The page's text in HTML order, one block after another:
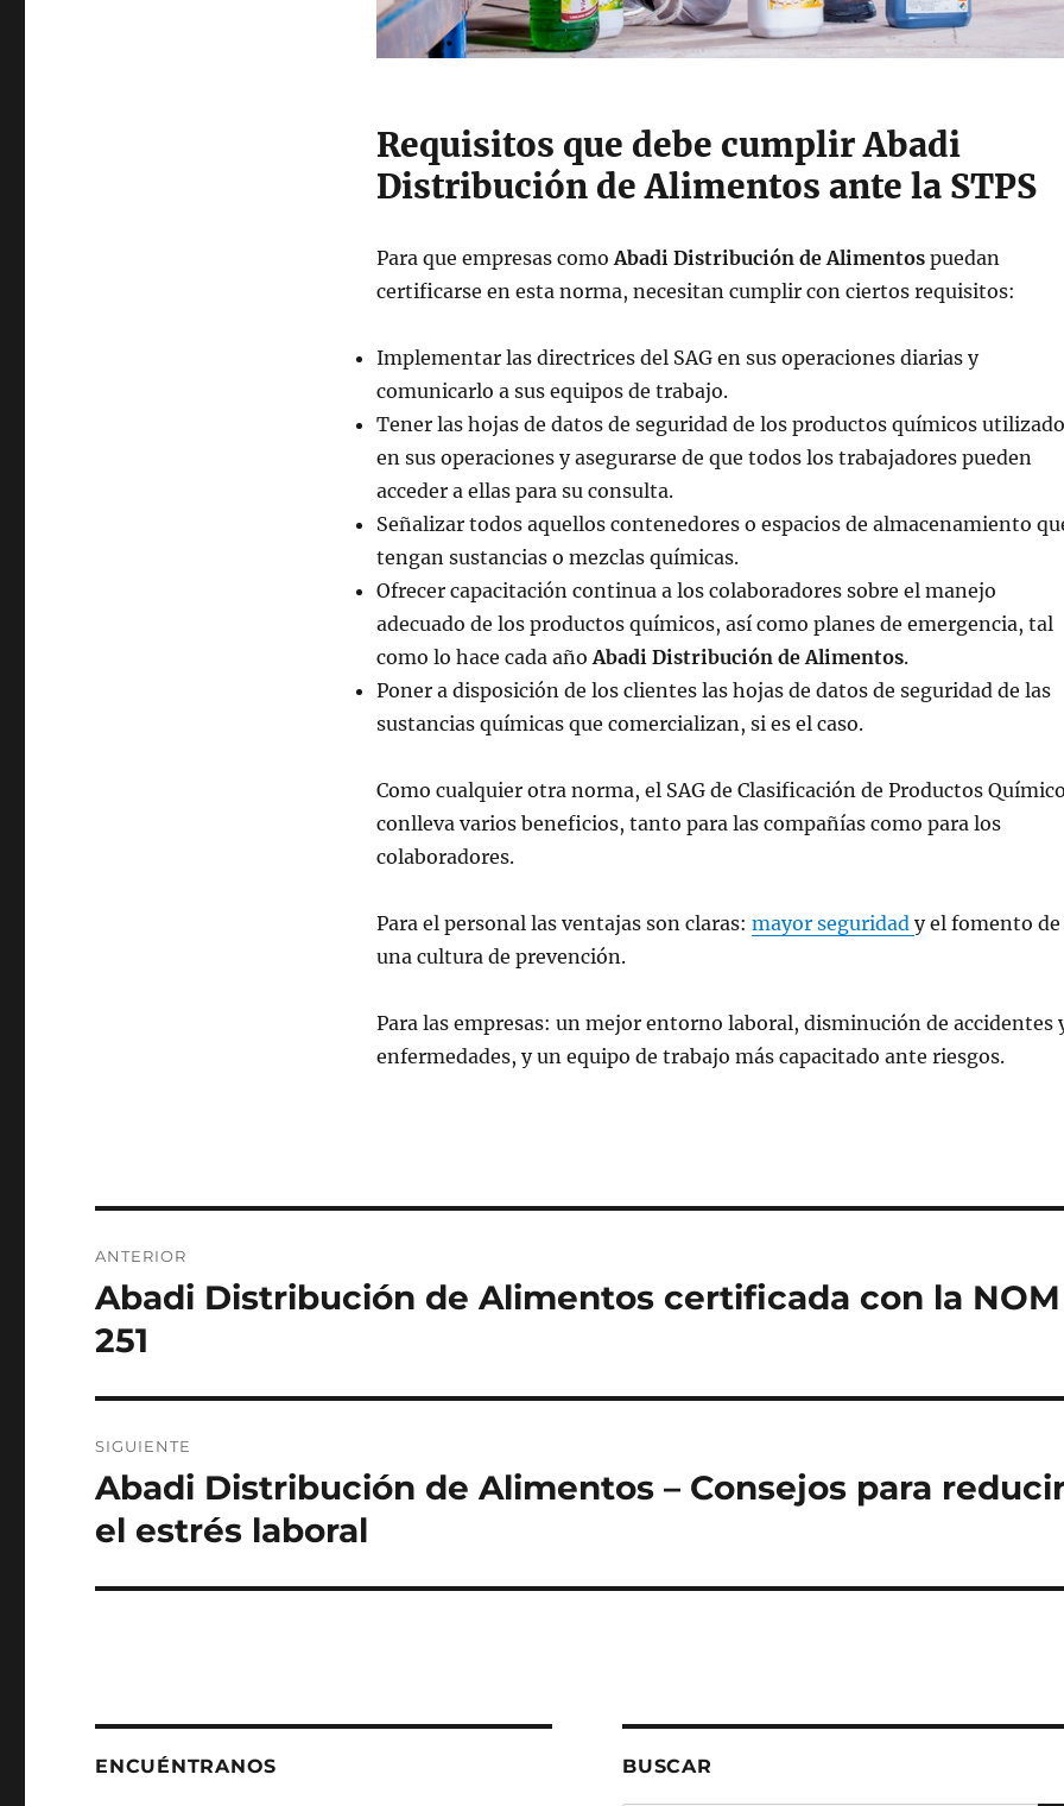
Requisitos que debe cumplir Abadi
Distribución de Alimentos ante la STPS
Para que empresas como Abadi Distribución de Alimentospuedan
certificarse en esta norma, necesitan cumplir con ciertos requisitos:
Implementar las directrices del SAG en sus operaciones diarias y
comunicarlo a sus equipos de trabajo.
Tener las hojas de datos de seguridad de los productos químicos
en sus operaciones y asegurarse de que todos los trabajadores pueden
acceder a ellas para su consulta.
Señalizar todos aquellos contenedores o espacios de almacenamiento
tengan sustancias o mezclas químicas.
Ofrecer capacitación continua a los colaboradores sobre el manejo
adecuado de los productos químicos, así como planes de emergencia, tal
como lo hace cada año Abadi Distribución de Alimentos.
Poner a disposición de los clientes las hojas de datos de seguridad de las
sustancias químicas que comercializan, si es el caso.
Como cualquier otra norma, el SAG de Clasificación de Productos
conlleva varios beneficios, tanto para las compañías como para los
colaboradores.
Para el personal las ventajas son claras: mayor seguridad y el fomento de
una cultura de prevención.
Para las empresas: un mejor entorno laboral, disminución de accidentes
enfermedades, y un equipo de trabajo más capacitado ante riesgos.
de
entradas
ANTERIOR
Entrada
anterior:
Abadi Distribución de Alimentos certificada con la NOM
251
SIGUIENTE
Siguiente
entrada:
Abadi Distribución de Alimentos – Consejos para
el estrés laboral
ENCUÉNTRANOS BUSCAR